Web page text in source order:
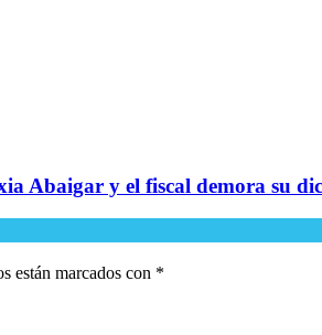
Abaigar y el fiscal demora su
están marcados con *